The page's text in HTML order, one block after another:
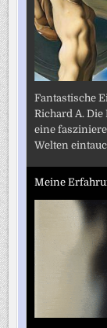
Fantastische
Richard A.
eine
Welten
Meine